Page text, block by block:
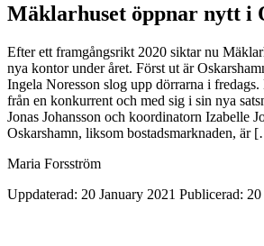
Mäklarhuset öppnar nytt i
Efter ett framgångsrikt 2020 siktar nu
nya kontor under året. Först ut är
Ingela Noresson slog upp dörrarna i
från en konkurrent och med sig i sin nya
Jonas Johansson och koordinatorn Izabelle
Oskarshamn, liksom bostadsmarknaden, är
Maria Forsström
Uppdaterad: 20 January 2021 Publicerad: 20